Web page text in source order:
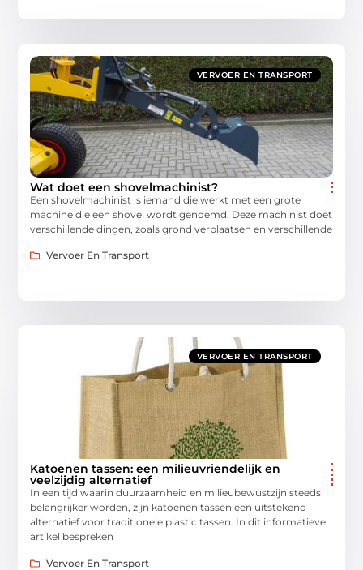
VERVOER EN TRANSPORT
Wat doet een shovelmachinist?
Een shovelmachinist is iemand die werkt met een grote
machine die een shovel wordt genoemd. Deze machinist doet
verschillende dingen, zoals grond verplaatsen en verschillende
Vervoer En Transport
VERVOER EN TRANSPORT
Katoenen tassen: een milieuvriendelijk en
veelzijdig alternatief
In een tijd waarin duurzaamheid en milieubewustzijn steeds
belangrijker worden, zijn katoenen tassen een uitstekend
alternatief voor traditionele plastic tassen. In dit informatieve
artikel bespreken
Vervoer En Transport